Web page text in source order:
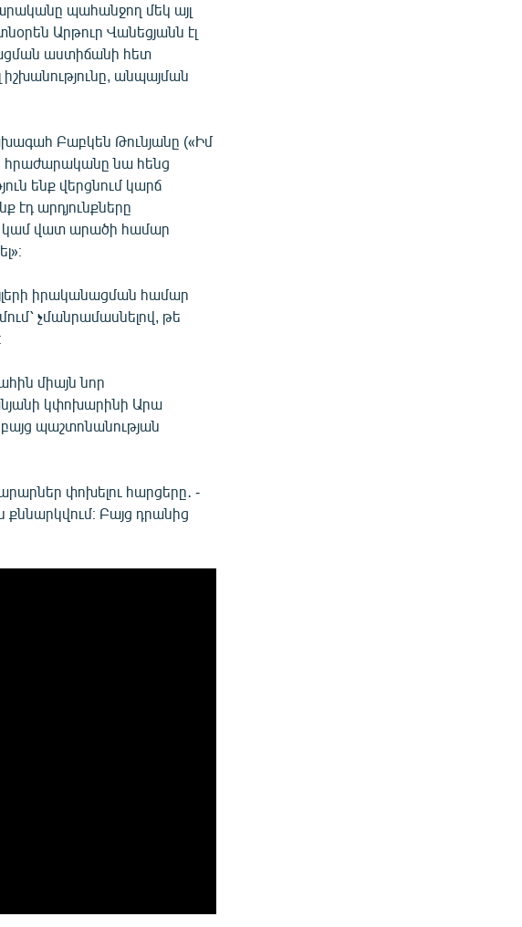
պահանջող մեկ այլ
Արթուր Վանեցյանն էլ
աստիճանի հետ
իշխանությունը, անպայման
Բաբկեն Թունյանը («Իմ
հրաժարականը նա հենց
ենք վերցնում կարճ
էդ արդյունքները
կամ վատ արածի համար
իրականացման համար
չմանրամասնելով, թե
միայն նոր
կփոխարինի Արա
պաշտոնանության
փոխելու հարցերը․ -
Բայց դրանից